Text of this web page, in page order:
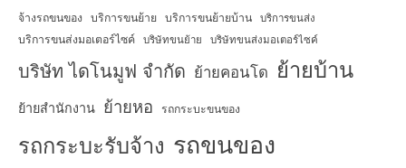
จ้างรถขนของ บริการขนย้าย บริการขนย้ายบ้าน บริการขนส่ง
บริการขนส่งมอเตอร์ไซค์ บริษัทขนย้าย บริษัทขนส่งมอเตอร์ไซค์
บริษัท ไดโนมูฟ จำกัด ย้ายคอนโด ย้ายบ้าน
ย้ายสำนักงาน ย้ายหอ รถกระบะขนของ
รถกระบะรับจ้าง รถขนของ